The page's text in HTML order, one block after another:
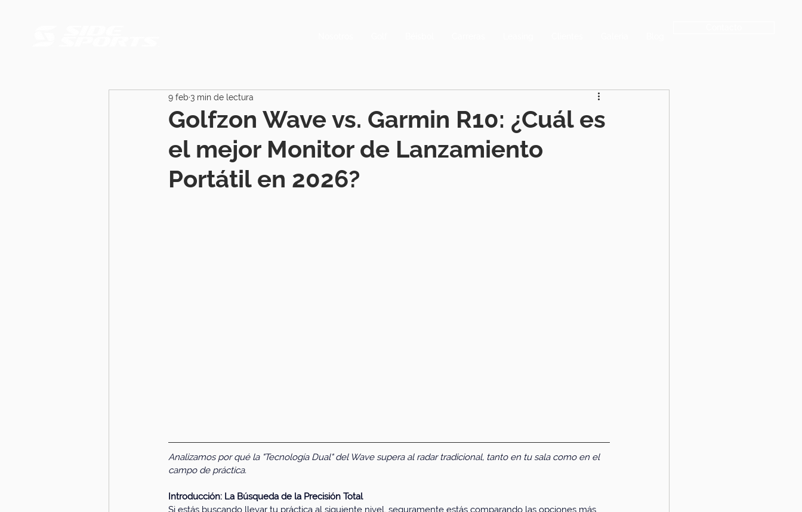
Golfzon Wave vs. Garmin R10: ¿Cuál es
el mejor Monitor de Lanzamiento
Portátil en 2026?
9 feb 3 min de lectura
Analizamos por qué la "Tecnología Dual" del Wave supera al radar tradicional, tanto en tu sala como en el
campo de práctica.
Introducción: La Búsqueda de la Precisión Total
Si estás buscando llevar tu práctica al siguiente nivel, seguramente estás comparando las opciones más